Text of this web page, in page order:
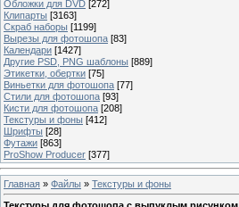
Обложки для DVD [272]
Клипарты [3163]
Скраб наборы [1199]
Вырезы для фотошопа [83]
Календари [1427]
Другие PSD, PNG шаблоны [889]
Этикетки, обертки [75]
Виньетки для фотошопа [77]
Стили для фотошопа [93]
Кисти для фотошопа [208]
Текстуры и фоны [412]
Шрифты [28]
Футажи [863]
ProShow Producer [377]
Главная » Файлы » Текстуры и фоны